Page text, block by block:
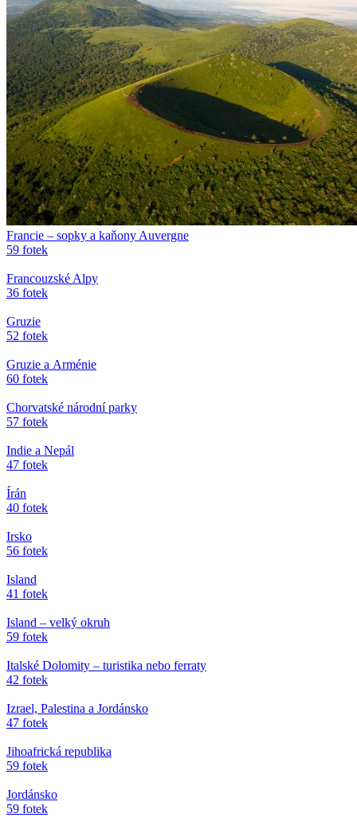
Francie – sopky a kaňony Auvergne
59 fotek
Francouzské Alpy
36 fotek
Gruzie
52 fotek
Gruzie a Arménie
60 fotek
Chorvatské národní parky
57 fotek
Indie a Nepál
47 fotek
Írán
40 fotek
Irsko
56 fotek
Island
41 fotek
Island – velký okruh
59 fotek
Italské Dolomity – turistika nebo ferraty
42 fotek
Izrael, Palestina a Jordánsko
47 fotek
Jihoafrická republika
59 fotek
Jordánsko
59 fotek